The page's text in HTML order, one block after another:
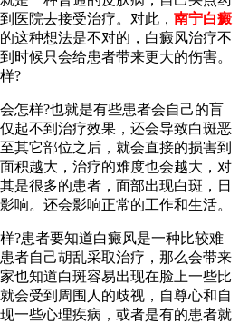
医院去接受治疗。对此， 南宁白癜
这种想法是不对的，白癜风治疗不
时候只会给患者带来更大的伤害。
?
样?也就是有些患者会自己的盲
起不到治疗效果，还会导致白斑恶
其它部位之后，就会直接的损害到
积越大，治疗的难度也会越大，对
是很多的患者，面部出现白斑，日
响。还会影响正常的工作和生活。
患者要知道白癜风是一种比较难
者自己胡乱采取治疗，那么会带来
也知道白斑容易出现在脸上一些比
会受到周围人的歧视，自尊心和自
一些心理疾病，或者是有的患者就